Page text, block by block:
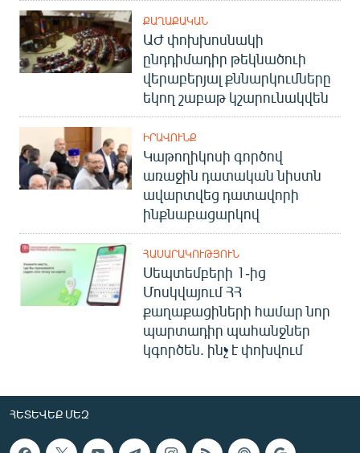
ՔԱՂԱՔԱԿԱՆ
ԱԺ փոխխոսնակի
ընդդիմադիր թեկնածուի
վերաբերյալ քննարկումները
եկող շաբաթ կշարունակվեն
ԻՐԱՎՈՒՆՔ
Կաթողիկոսի գործով
առաջին դատական նիստն
ավարտվեց դատավորի
ինքնաբացարկով
ՀԱՍԱՐԱԿՈՒԹՅՈՒՆ
Սեպտեմբերի 1-ից
Մոսկվայում ՀՀ
քաղաքացիների համար նոր
պարտադիր պահանջներ
կգործեն. ինչ է փոխվում
ՀԵՏԵՎԵՔ ՄԵԶ